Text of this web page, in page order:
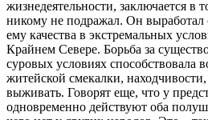
жизнедеятельности, заключается в
никому не подражал. Он выработал
ему качества в экстремальных
Крайнем Севере. Борьба за
суровых условиях способствовала
житейской смекалки,
выживать. Говорят еще, что у
одновременно действуют оба